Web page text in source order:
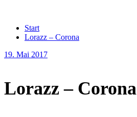
Start
Lorazz – Corona
19. Mai 2017
Lorazz – Corona